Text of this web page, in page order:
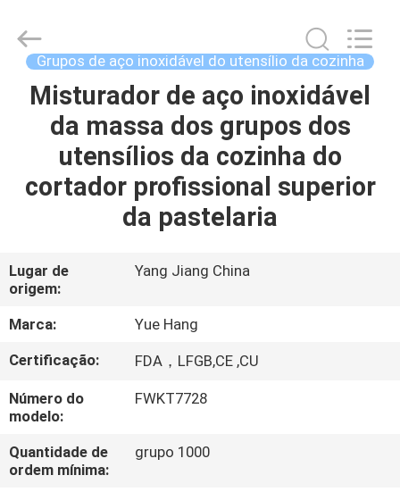
CASA
PRODUTOS
EXCURSÃO
DA
FÁBRICA
CONTROLE
DA
QUALIDADE
Guangzhou
Yuehang
Trading
Co.,Ltd..
Reserved.
Grupos de aço inoxidável do utensílio da cozinha
Misturador de aço inoxidável
da massa dos grupos dos
utensílios da cozinha do
cortador profissional superior
da pastelaria
Lugar de
origem:
Yang Jiang China
Marca:
Yue Hang
Certificação:
FDA，LFGB,CE ,CU
Número do
modelo:
FWKT7728
Quantidade de
ordem mínima:
grupo 1000